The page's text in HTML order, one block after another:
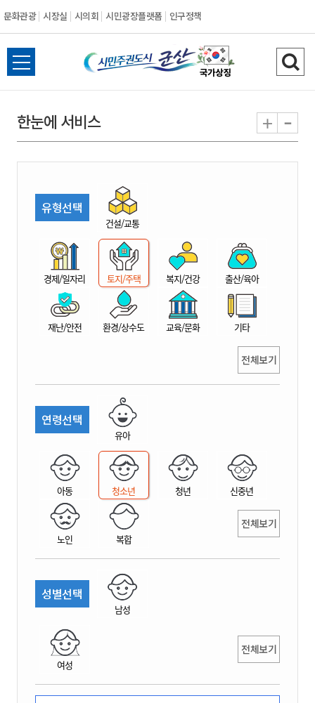
문화관광 시장실 시의회 시민광장플랫폼 인구정책
시
민
권
시
산
전
체
뉴
열
검
색
기
한눈에 서비스 + -
유형선택
건설/교통
경제/일자리 토지/주택 복지/건강 출산/육아
재난/안전 환경/상수도 교육/문화 기타
전체보기
연령선택
유아
아동 청소년 청년 신중년
노인 복합
전체보기
성별선택
남성
여성
전체보기